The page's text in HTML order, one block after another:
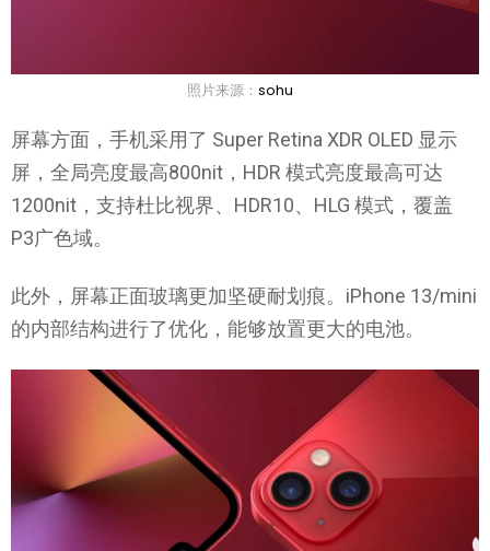
照片来源： sohu
屏幕方面，手机采用了 Super Retina XDR OLED 显示
屏，全局亮度最高800nit，HDR 模式亮度最高可达
1200nit，支持杜比视界、HDR10、HLG 模式，覆盖
P3广色域。
此外，屏幕正面玻璃更加坚硬耐划痕。iPhone 13/mini
的内部结构进行了优化，能够放置更大的电池。